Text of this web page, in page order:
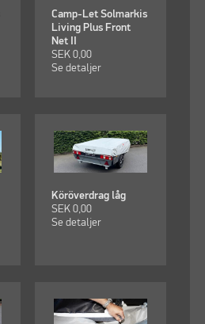
Camp-Let Solmarkis
Living Plus Front
Net II
SEK 0,00
Se detaljer
Köröverdrag låg
SEK 0,00
Se detaljer